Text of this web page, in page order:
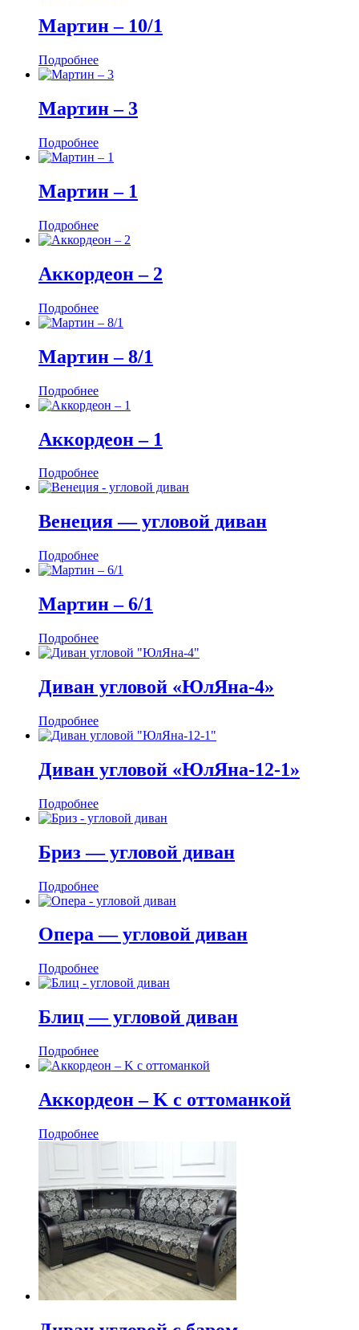
Мартин ‒ 10/1
Подробнее
Мартин ‒ 3
Подробнее
Мартин ‒ 1
Подробнее
Аккордеон ‒ 2
Подробнее
Мартин ‒ 8/1
Подробнее
Аккордеон ‒ 1
Подробнее
Венеция — угловой диван
Подробнее
Мартин ‒ 6/1
Подробнее
Диван угловой «ЮлЯна-4»
Подробнее
Диван угловой «ЮлЯна-12-1»
Подробнее
Бриз — угловой диван
Подробнее
Опера — угловой диван
Подробнее
Блиц — угловой диван
Подробнее
Аккордеон ‒ K с оттоманкой
Подробнее